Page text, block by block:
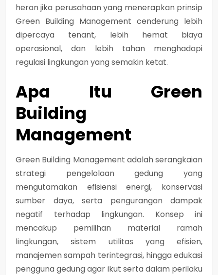
heran jika perusahaan yang menerapkan prinsip
Green Building Management cenderung lebih
dipercaya tenant, lebih hemat biaya
operasional, dan lebih tahan menghadapi
regulasi lingkungan yang semakin ketat.
Apa Itu Green
Building
Management
Green Building Management adalah serangkaian
strategi pengelolaan gedung yang
mengutamakan efisiensi energi, konservasi
sumber daya, serta pengurangan dampak
negatif terhadap lingkungan. Konsep ini
mencakup pemilihan material ramah
lingkungan, sistem utilitas yang efisien,
manajemen sampah terintegrasi, hingga edukasi
pengguna gedung agar ikut serta dalam perilaku